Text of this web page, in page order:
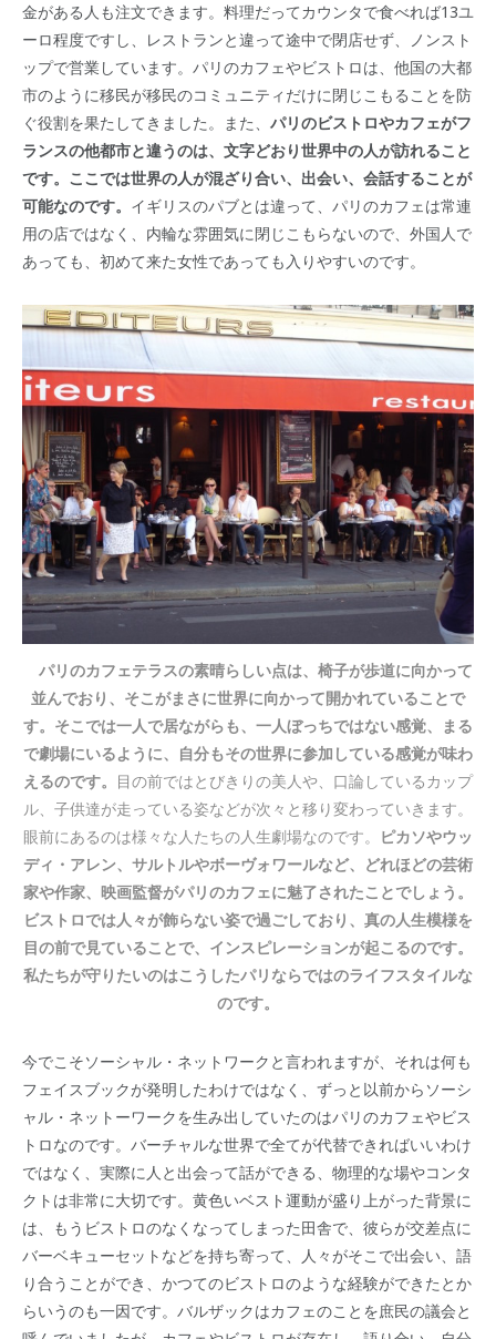
金がある人も注文できます。料理だってカウンタで食べれば13ユ
ーロ程度ですし、レストランと違って途中で閉店せず、ノンスト
ップで営業しています。パリのカフェやビストロは、他国の大都
市のように移民が移民のコミュニティだけに閉じこもることを防
ぐ役割を果たしてきました。また、 パリのビストロやカフェがフ
ランスの他都市と違うのは、文字どおり世界中の人が訪れること
です。ここでは世界の人が混ざり合い、出会い、会話することが
可能なのです。 イギリスのパブとは違って、パリのカフェは常連
用の店ではなく、内輪な雰囲気に閉じこもらないので、外国人で
あっても、初めて来た女性であっても入りやすいのです。
パリのカフェテラスの素晴らしい点は、椅子が歩道に向かって
並んでおり、そこがまさに世界に向かって開かれていることで
す。そこでは一人で居ながらも、一人ぼっちではない感覚、まる
で劇場にいるように、自分もその世界に参加している感覚が味わ
えるのです。 目の前ではとびきりの美人や、口論しているカップ
ル、子供達が走っている姿などが次々と移り変わっていきます。
眼前にあるのは様々な人たちの人生劇場なのです。 ピカソやウッ
ディ・アレン、サルトルやボーヴォワールなど、どれほどの芸術
家や作家、映画監督がパリのカフェに魅了されたことでしょう。
ビストロでは人々が飾らない姿で過ごしており、真の人生模様を
目の前で見ていることで、インスピレーションが起こるのです。
私たちが守りたいのはこうしたパリならではのライフスタイルな
のです。
今でこそソーシャル・ネットワークと言われますが、それは何も
フェイスブックが発明したわけではなく、ずっと以前からソーシ
ャル・ネットーワークを生み出していたのはパリのカフェやビス
トロなのです。バーチャルな世界で全てが代替できればいいわけ
ではなく、実際に人と出会って話ができる、物理的な場やコンタ
クトは非常に大切です。黄色いベスト運動が盛り上がった背景に
は、もうビストロのなくなってしまった田舎で、彼らが交差点に
バーベキューセットなどを持ち寄って、人々がそこで出会い、語
り合うことができ、かつてのビストロのような経験ができたとか
らいうのも一因です。バルザックはカフェのことを庶民の議会と